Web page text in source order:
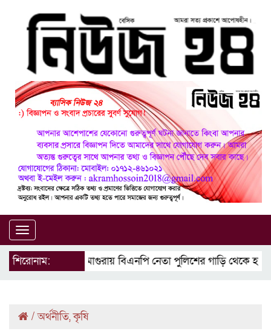
Toggle
navigation
শিরোনাম:
মাগুরায় বিএনপি নেতা পুলিশের গাড়ি থেকে হত্যা
/অর্থনীতি,কৃষি